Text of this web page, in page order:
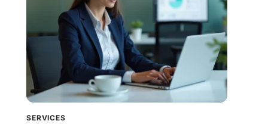
SERVICES